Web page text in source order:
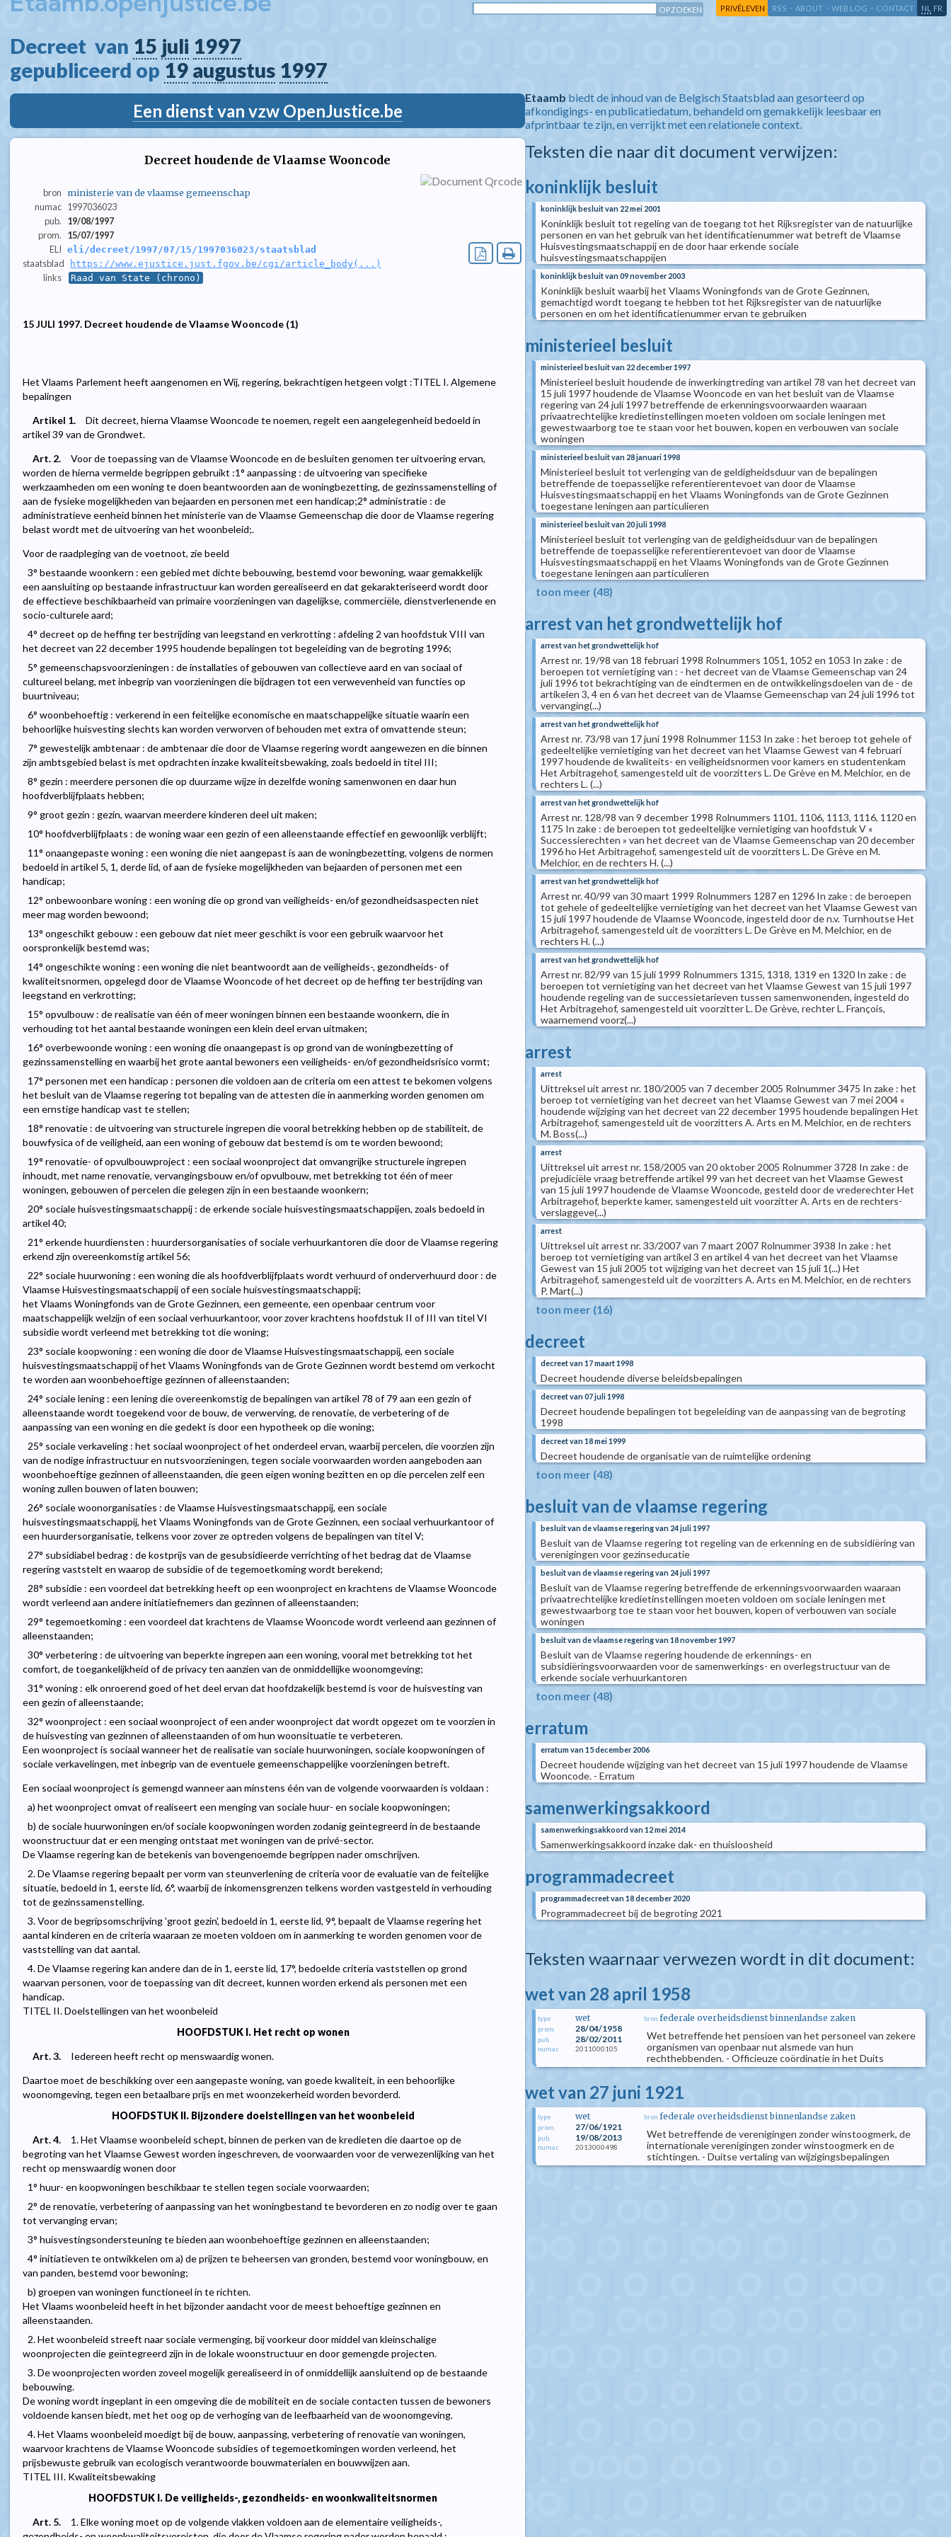
PRIVÉLEVEN RSS - ABOUT - WEB LOG - CONTACT NL FR
Decreet  van 15 juli 1997
gepubliceerd op 19 augustus 1997
Een dienst van vzw OpenJustice.be
Decreet houdende de Vlaamse Wooncode
bron ministerie van de vlaamse gemeenschap
numac 1997036023
pub.
19/08/1997
prom.
15/07/1997
ELI eli/decreet/1997/07/15/1997036023/staatsblad
staatsblad https://www.ejustice.just.fgov.be/cgi/article_body(...)
links Raad van State (chrono)
15 JULI 1997. Decreet houdende de Vlaamse Wooncode (1)
Het Vlaams Parlement heeft aangenomen en Wij, regering, bekrachtigen hetgeen volgt :TITEL I. Algemene
bepalingen
Artikel 1.
Dit decreet, hierna Vlaamse Wooncode te noemen, regelt een aangelegenheid bedoeld in
artikel 39 van de Grondwet.
Art. 2.
Voor de toepassing van de Vlaamse Wooncode en de besluiten genomen ter uitvoering ervan,
worden de hierna vermelde begrippen gebruikt :1° aanpassing : de uitvoering van specifieke
werkzaamheden om een woning te doen beantwoorden aan de woningbezetting, de gezinssamenstelling of
aan de fysieke mogelijkheden van bejaarden en personen met een handicap;2° administratie : de
administratieve eenheid binnen het ministerie van de Vlaamse Gemeenschap die door de Vlaamse regering
belast wordt met de uitvoering van het woonbeleid;.
Voor de raadpleging van de voetnoot, zie beeld
3° bestaande woonkern : een gebied met dichte bebouwing, bestemd voor bewoning, waar gemakkelijk
een aansluiting op bestaande infrastructuur kan worden gerealiseerd en dat gekarakteriseerd wordt door
de effectieve beschikbaarheid van primaire voorzieningen van dagelijkse, commerciële, dienstverlenende en
socio-culturele aard;
4° decreet op de heffing ter bestrijding van leegstand en verkrotting : afdeling 2 van hoofdstuk VIII van
het decreet van 22 december 1995 houdende bepalingen tot begeleiding van de begroting 1996;
5° gemeenschapsvoorzieningen : de installaties of gebouwen van collectieve aard en van sociaal of
cultureel belang, met inbegrip van voorzieningen die bijdragen tot een verwevenheid van functies op
buurtniveau;
6° woonbehoeftig : verkerend in een feitelijke economische en maatschappelijke situatie waarin een
behoorlijke huisvesting slechts kan worden verworven of behouden met extra of omvattende steun;
7° gewestelijk ambtenaar : de ambtenaar die door de Vlaamse regering wordt aangewezen en die binnen
zijn ambtsgebied belast is met opdrachten inzake kwaliteitsbewaking, zoals bedoeld in titel III;
8° gezin : meerdere personen die op duurzame wijze in dezelfde woning samenwonen en daar hun
hoofdverblijfplaats hebben;
9° groot gezin : gezin, waarvan meerdere kinderen deel uit maken;
10° hoofdverblijfplaats : de woning waar een gezin of een alleenstaande effectief en gewoonlijk verblijft;
11° onaangepaste woning : een woning die niet aangepast is aan de woningbezetting, volgens de normen
bedoeld in artikel 5, 1, derde lid, of aan de fysieke mogelijkheden van bejaarden of personen met een
handicap;
12° onbewoonbare woning : een woning die op grond van veiligheids- en/of gezondheidsaspecten niet
meer mag worden bewoond;
13° ongeschikt gebouw : een gebouw dat niet meer geschikt is voor een gebruik waarvoor het
oorspronkelijk bestemd was;
14° ongeschikte woning : een woning die niet beantwoordt aan de veiligheids-, gezondheids- of
kwaliteitsnormen, opgelegd door de Vlaamse Wooncode of het decreet op de heffing ter bestrijding van
leegstand en verkrotting;
15° opvulbouw : de realisatie van één of meer woningen binnen een bestaande woonkern, die in
verhouding tot het aantal bestaande woningen een klein deel ervan uitmaken;
16° overbewoonde woning : een woning die onaangepast is op grond van de woningbezetting of
gezinssamenstelling en waarbij het grote aantal bewoners een veiligheids- en/of gezondheidsrisico vormt;
17° personen met een handicap : personen die voldoen aan de criteria om een attest te bekomen volgens
het besluit van de Vlaamse regering tot bepaling van de attesten die in aanmerking worden genomen om
een ernstige handicap vast te stellen;
18° renovatie : de uitvoering van structurele ingrepen die vooral betrekking hebben op de stabiliteit, de
bouwfysica of de veiligheid, aan een woning of gebouw dat bestemd is om te worden bewoond;
19° renovatie- of opvulbouwproject : een sociaal woonproject dat omvangrijke structurele ingrepen
inhoudt, met name renovatie, vervangingsbouw en/of opvulbouw, met betrekking tot één of meer
woningen, gebouwen of percelen die gelegen zijn in een bestaande woonkern;
20° sociale huisvestingsmaatschappij : de erkende sociale huisvestingsmaatschappijen, zoals bedoeld in
artikel 40;
21° erkende huurdiensten : huurdersorganisaties of sociale verhuurkantoren die door de Vlaamse regering
erkend zijn overeenkomstig artikel 56;
22° sociale huurwoning : een woning die als hoofdverblijfplaats wordt verhuurd of onderverhuurd door : de
Vlaamse Huisvestingsmaatschappij of een sociale huisvestingsmaatschappij;
het Vlaams Woningfonds van de Grote Gezinnen, een gemeente, een openbaar centrum voor
maatschappelijk welzijn of een sociaal verhuurkantoor, voor zover krachtens hoofdstuk II of III van titel VI
subsidie wordt verleend met betrekking tot die woning;
23° sociale koopwoning : een woning die door de Vlaamse Huisvestingsmaatschappij, een sociale
huisvestingsmaatschappij of het Vlaams Woningfonds van de Grote Gezinnen wordt bestemd om verkocht
te worden aan woonbehoeftige gezinnen of alleenstaanden;
24° sociale lening : een lening die overeenkomstig de bepalingen van artikel 78 of 79 aan een gezin of
alleenstaande wordt toegekend voor de bouw, de verwerving, de renovatie, de verbetering of de
aanpassing van een woning en die gedekt is door een hypotheek op die woning;
25° sociale verkaveling : het sociaal woonproject of het onderdeel ervan, waarbij percelen, die voorzien zijn
van de nodige infrastructuur en nutsvoorzieningen, tegen sociale voorwaarden worden aangeboden aan
woonbehoeftige gezinnen of alleenstaanden, die geen eigen woning bezitten en op die percelen zelf een
woning zullen bouwen of laten bouwen;
26° sociale woonorganisaties : de Vlaamse Huisvestingsmaatschappij, een sociale
huisvestingsmaatschappij, het Vlaams Woningfonds van de Grote Gezinnen, een sociaal verhuurkantoor of
een huurdersorganisatie, telkens voor zover ze optreden volgens de bepalingen van titel V;
27° subsidiabel bedrag : de kostprijs van de gesubsidieerde verrichting of het bedrag dat de Vlaamse
regering vaststelt en waarop de subsidie of de tegemoetkoming wordt berekend;
28° subsidie : een voordeel dat betrekking heeft op een woonproject en krachtens de Vlaamse Wooncode
wordt verleend aan andere initiatiefnemers dan gezinnen of alleenstaanden;
29° tegemoetkoming : een voordeel dat krachtens de Vlaamse Wooncode wordt verleend aan gezinnen of
alleenstaanden;
30° verbetering : de uitvoering van beperkte ingrepen aan een woning, vooral met betrekking tot het
comfort, de toegankelijkheid of de privacy ten aanzien van de onmiddellijke woonomgeving;
31° woning : elk onroerend goed of het deel ervan dat hoofdzakelijk bestemd is voor de huisvesting van
een gezin of alleenstaande;
32° woonproject : een sociaal woonproject of een ander woonproject dat wordt opgezet om te voorzien in
de huisvesting van gezinnen of alleenstaanden of om hun woonsituatie te verbeteren.
Een woonproject is sociaal wanneer het de realisatie van sociale huurwoningen, sociale koopwoningen of
sociale verkavelingen, met inbegrip van de eventuele gemeenschappelijke voorzieningen betreft.
Een sociaal woonproject is gemengd wanneer aan minstens één van de volgende voorwaarden is voldaan :
a) het woonproject omvat of realiseert een menging van sociale huur- en sociale koopwoningen;
b) de sociale huurwoningen en/of sociale koopwoningen worden zodanig geïntegreerd in de bestaande
woonstructuur dat er een menging ontstaat met woningen van de privé-sector.
De Vlaamse regering kan de betekenis van bovengenoemde begrippen nader omschrijven.
2. De Vlaamse regering bepaalt per vorm van steunverlening de criteria voor de evaluatie van de feitelijke
situatie, bedoeld in 1, eerste lid, 6°, waarbij de inkomensgrenzen telkens worden vastgesteld in verhouding
tot de gezinssamenstelling.
3. Voor de begripsomschrijving 'groot gezin', bedoeld in 1, eerste lid, 9°, bepaalt de Vlaamse regering het
aantal kinderen en de criteria waaraan ze moeten voldoen om in aanmerking te worden genomen voor de
vaststelling van dat aantal.
4. De Vlaamse regering kan andere dan de in 1, eerste lid, 17°, bedoelde criteria vaststellen op grond
waarvan personen, voor de toepassing van dit decreet, kunnen worden erkend als personen met een
handicap.
TITEL II. Doelstellingen van het woonbeleid
HOOFDSTUK I. Het recht op wonen
Art. 3.
Iedereen heeft recht op menswaardig wonen.
Daartoe moet de beschikking over een aangepaste woning, van goede kwaliteit, in een behoorlijke
woonomgeving, tegen een betaalbare prijs en met woonzekerheid worden bevorderd.
HOOFDSTUK II. Bijzondere doelstellingen van het woonbeleid
Art. 4.
1. Het Vlaamse woonbeleid schept, binnen de perken van de kredieten die daartoe op de
begroting van het Vlaamse Gewest worden ingeschreven, de voorwaarden voor de verwezenlijking van het
recht op menswaardig wonen door
1° huur- en koopwoningen beschikbaar te stellen tegen sociale voorwaarden;
2° de renovatie, verbetering of aanpassing van het woningbestand te bevorderen en zo nodig over te gaan
tot vervanging ervan;
3° huisvestingsondersteuning te bieden aan woonbehoeftige gezinnen en alleenstaanden;
4° initiatieven te ontwikkelen om a) de prijzen te beheersen van gronden, bestemd voor woningbouw, en
van panden, bestemd voor bewoning;
b) groepen van woningen functioneel in te richten.
Het Vlaams woonbeleid heeft in het bijzonder aandacht voor de meest behoeftige gezinnen en
alleenstaanden.
2. Het woonbeleid streeft naar sociale vermenging, bij voorkeur door middel van kleinschalige
woonprojecten die geïntegreerd zijn in de lokale woonstructuur en door gemengde projecten.
3. De woonprojecten worden zoveel mogelijk gerealiseerd in of onmiddellijk aansluitend op de bestaande
bebouwing.
De woning wordt ingeplant in een omgeving die de mobiliteit en de sociale contacten tussen de bewoners
voldoende kansen biedt, met het oog op de verhoging van de leefbaarheid van de woonomgeving.
4. Het Vlaams woonbeleid moedigt bij de bouw, aanpassing, verbetering of renovatie van woningen,
waarvoor krachtens de Vlaamse Wooncode subsidies of tegemoetkomingen worden verleend, het
prijsbewuste gebruik van ecologisch verantwoorde bouwmaterialen en bouwwijzen aan.
TITEL III. Kwaliteitsbewaking
HOOFDSTUK I. De veiligheids-, gezondheids- en woonkwaliteitsnormen
Art. 5.
1. Elke woning moet op de volgende vlakken voldoen aan de elementaire veiligheids-,
Etaamb biedt de inhoud van de Belgisch Staatsblad aan gesorteerd op
afkondigings- en publicatiedatum, behandeld om gemakkelijk leesbaar en
afprintbaar te zijn, en verrijkt met een relationele context.
Teksten die naar dit document verwijzen:
koninklijk besluit
koninklijk besluit van 22 mei 2001
Koninklijk besluit tot regeling van de toegang tot het Rijksregister van de natuurlijke
personen en van het gebruik van het identificatienummer wat betreft de Vlaamse
Huisvestingsmaatschappij en de door haar erkende sociale
huisvestingsmaatschappijen
koninklijk besluit van 09 november 2003
Koninklijk besluit waarbij het Vlaams Woningfonds van de Grote Gezinnen,
gemachtigd wordt toegang te hebben tot het Rijksregister van de natuurlijke
personen en om het identificatienummer ervan te gebruiken
ministerieel besluit
ministerieel besluit van 22 december 1997
Ministerieel besluit houdende de inwerkingtreding van artikel 78 van het decreet van
15 juli 1997 houdende de Vlaamse Wooncode en van het besluit van de Vlaamse
regering van 24 juli 1997 betreffende de erkenningsvoorwaarden waaraan
privaatrechtelijke kredietinstellingen moeten voldoen om sociale leningen met
gewestwaarborg toe te staan voor het bouwen, kopen en verbouwen van sociale
woningen
ministerieel besluit van 28 januari 1998
Ministerieel besluit tot verlenging van de geldigheidsduur van de bepalingen
betreffende de toepasselijke referentierentevoet van door de Vlaamse
Huisvestingsmaatschappij en het Vlaams Woningfonds van de Grote Gezinnen
toegestane leningen aan particulieren
ministerieel besluit van 20 juli 1998
Ministerieel besluit tot verlenging van de geldigheidsduur van de bepalingen
betreffende de toepasselijke referentierentevoet van door de Vlaamse
Huisvestingsmaatschappij en het Vlaams Woningfonds van de Grote Gezinnen
toegestane leningen aan particulieren
toon meer (48)
arrest van het grondwettelijk hof
arrest van het grondwettelijk hof
Arrest nr. 19/98 van 18 februari 1998 Rolnummers 1051, 1052 en 1053 In zake : de
beroepen tot vernietiging van : - het decreet van de Vlaamse Gemeenschap van 24
juli 1996 tot bekrachtiging van de eindtermen en de ontwikkelingsdoelen van de - de
artikelen 3, 4 en 6 van het decreet van de Vlaamse Gemeenschap van 24 juli 1996 tot
vervanging(...)
arrest van het grondwettelijk hof
Arrest nr. 73/98 van 17 juni 1998 Rolnummer 1153 In zake : het beroep tot gehele of
gedeeltelijke vernietiging van het decreet van het Vlaamse Gewest van 4 februari
1997 houdende de kwaliteits- en veiligheidsnormen voor kamers en studentenkam
Het Arbitragehof, samengesteld uit de voorzitters L. De Grève en M. Melchior, en de
rechters L. (...)
arrest van het grondwettelijk hof
Arrest nr. 128/98 van 9 december 1998 Rolnummers 1101, 1106, 1113, 1116, 1120 en
1175 In zake : de beroepen tot gedeeltelijke vernietiging van hoofdstuk V «
Successierechten » van het decreet van de Vlaamse Gemeenschap van 20 december
1996 ho Het Arbitragehof, samengesteld uit de voorzitters L. De Grève en M.
Melchior, en de rechters H. (...)
arrest van het grondwettelijk hof
Arrest nr. 40/99 van 30 maart 1999 Rolnummers 1287 en 1296 In zake : de beroepen
tot gehele of gedeeltelijke vernietiging van het decreet van het Vlaamse Gewest van
15 juli 1997 houdende de Vlaamse Wooncode, ingesteld door de n.v. Turnhoutse Het
Arbitragehof, samengesteld uit de voorzitters L. De Grève en M. Melchior, en de
rechters H. (...)
arrest van het grondwettelijk hof
Arrest nr. 82/99 van 15 juli 1999 Rolnummers 1315, 1318, 1319 en 1320 In zake : de
beroepen tot vernietiging van het decreet van het Vlaamse Gewest van 15 juli 1997
houdende regeling van de successietarieven tussen samenwonenden, ingesteld do
Het Arbitragehof, samengesteld uit voorzitter L. De Grève, rechter L. François,
waarnemend voorz(...)
arrest
arrest
Uittreksel uit arrest nr. 180/2005 van 7 december 2005 Rolnummer 3475 In zake : het
beroep tot vernietiging van het decreet van het Vlaamse Gewest van 7 mei 2004 «
houdende wijziging van het decreet van 22 december 1995 houdende bepalingen Het
Arbitragehof, samengesteld uit de voorzitters A. Arts en M. Melchior, en de rechters
M. Boss(...)
arrest
Uittreksel uit arrest nr. 158/2005 van 20 oktober 2005 Rolnummer 3728 In zake : de
prejudiciële vraag betreffende artikel 99 van het decreet van het Vlaamse Gewest
van 15 juli 1997 houdende de Vlaamse Wooncode, gesteld door de vrederechter Het
Arbitragehof, beperkte kamer, samengesteld uit voorzitter A. Arts en de rechters-
verslaggeve(...)
arrest
Uittreksel uit arrest nr. 33/2007 van 7 maart 2007 Rolnummer 3938 In zake : het
beroep tot vernietiging van artikel 3 en artikel 4 van het decreet van het Vlaamse
Gewest van 15 juli 2005 tot wijziging van het decreet van 15 juli 1(...) Het
Arbitragehof, samengesteld uit de voorzitters A. Arts en M. Melchior, en de rechters
P. Mart(...)
toon meer (16)
decreet
decreet van 17 maart 1998
Decreet houdende diverse beleidsbepalingen
decreet van 07 juli 1998
Decreet houdende bepalingen tot begeleiding van de aanpassing van de begroting
1998
decreet van 18 mei 1999
Decreet houdende de organisatie van de ruimtelijke ordening
toon meer (48)
besluit van de vlaamse regering
besluit van de vlaamse regering van 24 juli 1997
Besluit van de Vlaamse regering tot regeling van de erkenning en de subsidiëring van
verenigingen voor gezinseducatie
besluit van de vlaamse regering van 24 juli 1997
Besluit van de Vlaamse regering betreffende de erkenningsvoorwaarden waaraan
privaatrechtelijke kredietinstellingen moeten voldoen om sociale leningen met
gewestwaarborg toe te staan voor het bouwen, kopen of verbouwen van sociale
woningen
besluit van de vlaamse regering van 18 november 1997
Besluit van de Vlaamse regering houdende de erkennings- en
subsidiëringsvoorwaarden voor de samenwerkings- en overlegstructuur van de
erkende sociale verhuurkantoren
toon meer (48)
erratum
erratum van 15 december 2006
Decreet houdende wijziging van het decreet van 15 juli 1997 houdende de Vlaamse
Wooncode. - Erratum
samenwerkingsakkoord
samenwerkingsakkoord van 12 mei 2014
Samenwerkingsakkoord inzake dak- en thuisloosheid
programmadecreet
programmadecreet van 18 december 2020
Programmadecreet bij de begroting 2021
Teksten waarnaar verwezen wordt in dit document:
wet van 28 april 1958
type wet
prom. 28/04/1958
pub. 28/02/2011
numac 2011000105
bron federale overheidsdienst binnenlandse zaken
Wet betreffende het pensioen van het personeel van zekere
organismen van openbaar nut alsmede van hun
rechthebbenden. - Officieuze coördinatie in het Duits
wet van 27 juni 1921
type wet
prom. 27/06/1921
pub. 19/08/2013
numac 2013000498
bron federale overheidsdienst binnenlandse zaken
Wet betreffende de verenigingen zonder winstoogmerk, de
internationale verenigingen zonder winstoogmerk en de
stichtingen. - Duitse vertaling van wijzigingsbepalingen